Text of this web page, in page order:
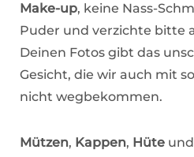
Make-up, keine Nass-
Puder und verzichte bitte
Deinen Fotos gibt das
Gesicht, die wir auch mit
nicht wegbekommen.
Mützen, Kappen, Hüte und